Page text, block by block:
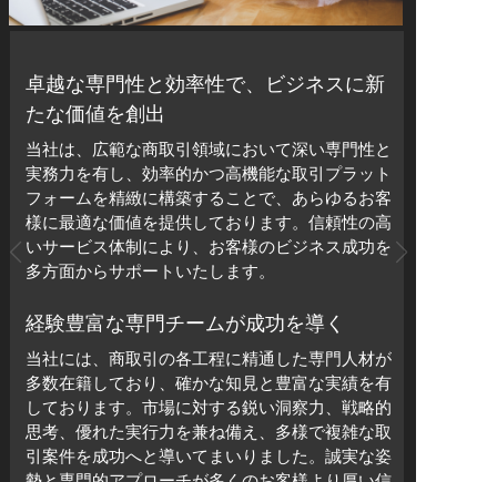
卓越な専門性と効率性で、ビジネスに新
たな価値を創出
当社は、広範な商取引領域において深い専門性と
実務力を有し、効率的かつ高機能な取引プラット
フォームを精緻に構築することで、あらゆるお客
様に最適な価値を提供しております。信頼性の高
いサービス体制により、お客様のビジネス成功を
多方面からサポートいたします。
経験豊富な専門チームが成功を導く
当社には、商取引の各工程に精通した専門人材が
多数在籍しており、確かな知見と豊富な実績を有
しております。市場に対する鋭い洞察力、戦略的
思考、優れた実行力を兼ね備え、多様で複雑な取
引案件を成功へと導いてまいりました。誠実な姿